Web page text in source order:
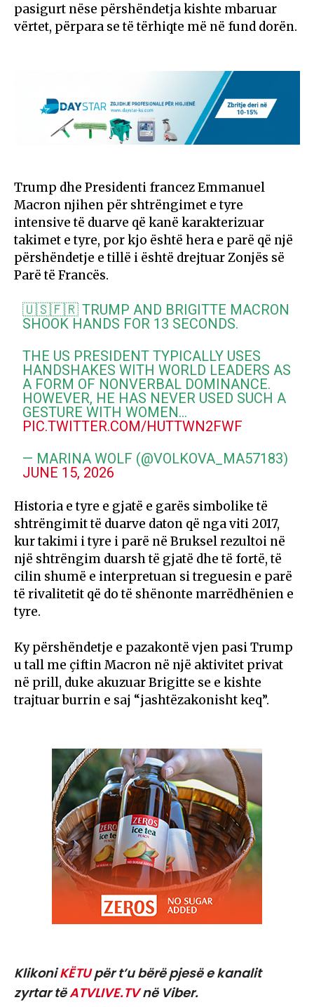
pasigurt nëse përshëndetja kishte mbaruar
vërtet, përpara se të tërhiqte më në fund dorën.
Trump dhe Presidenti francez Emmanuel
Macron njihen për shtrëngimet e tyre
intensive të duarve që kanë karakterizuar
takimet e tyre, por kjo është hera e parë që një
përshëndetje e tillë i është drejtuar Zonjës së
Parë të Francës.
🇺🇸🇫🇷 TRUMP AND BRIGITTE MACRON
SHOOK HANDS FOR 13 SECONDS.
THE US PRESIDENT TYPICALLY USES
HANDSHAKES WITH WORLD LEADERS AS
A FORM OF NONVERBAL DOMINANCE.
HOWEVER, HE HAS NEVER USED SUCH A
GESTURE WITH WOMEN…
PIC.TWITTER.COM/HUTTWN2FWF
— МАRINA WOLF (@VOLKOVA_MA57183)
JUNE 15, 2026
Historia e tyre e gjatë e garës simbolike të
shtrëngimit të duarve daton që nga viti 2017,
kur takimi i tyre i parë në Bruksel rezultoi në
një shtrëngim duarsh të gjatë dhe të fortë, të
cilin shumë e interpretuan si treguesin e parë
të rivalitetit që do të shënonte marrëdhënien e
tyre.
Ky përshëndetje e pazakontë vjen pasi Trump
u tall me çiftin Macron në një aktivitet privat
në prill, duke akuzuar Brigitte se e kishte
trajtuar burrin e saj “jashtëzakonisht keq”.
KlikoniKËTUpër t’u bërë pjesë e kanalit
zyrtar tëATVLIVE.TVnë Viber.